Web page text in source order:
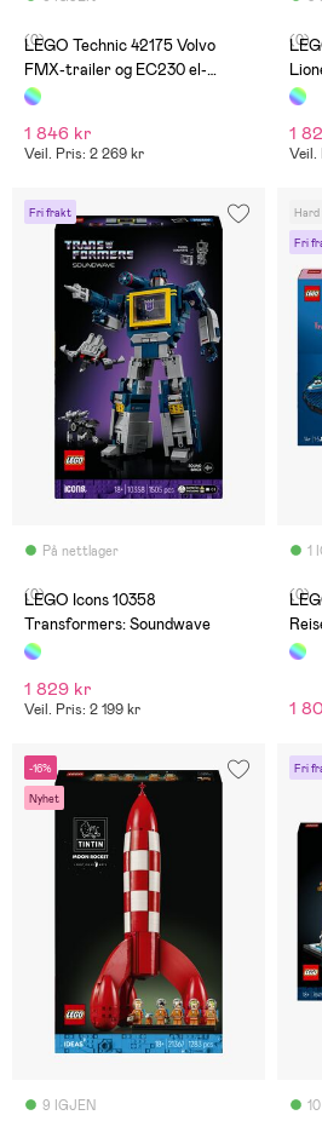
(0)
LEGO Technic 42175 Volvo
FMX-trailer og EC230 el-
gravemaskin
1 846 kr
Veil. Pris: 2 269 kr
(0)
1
Veil.
Fri frakt
På nettlager
(0)
LEGO Icons 10358
Transformers: Soundwave
1 829 kr
Veil. Pris: 2 199 kr
Hard
Fri
1
(0)
1
-16%
Nyhet
9 IGJEN
Fri